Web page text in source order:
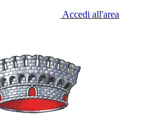
Accedi all'area